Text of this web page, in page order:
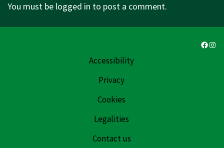
You must be logged in to post a comment.
Accessibility
Privacy
Cookies
Legalities
Contact us